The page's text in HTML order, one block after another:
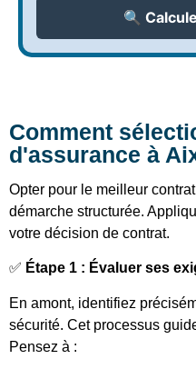
🔍
Comment
d'assurance à
Opter pour le meilleur
démarche structurée.
votre décision de contrat.
✅ Étape 1 : Évaluer ses
En amont, identifiez
sécurité. Cet processus
Pensez à :